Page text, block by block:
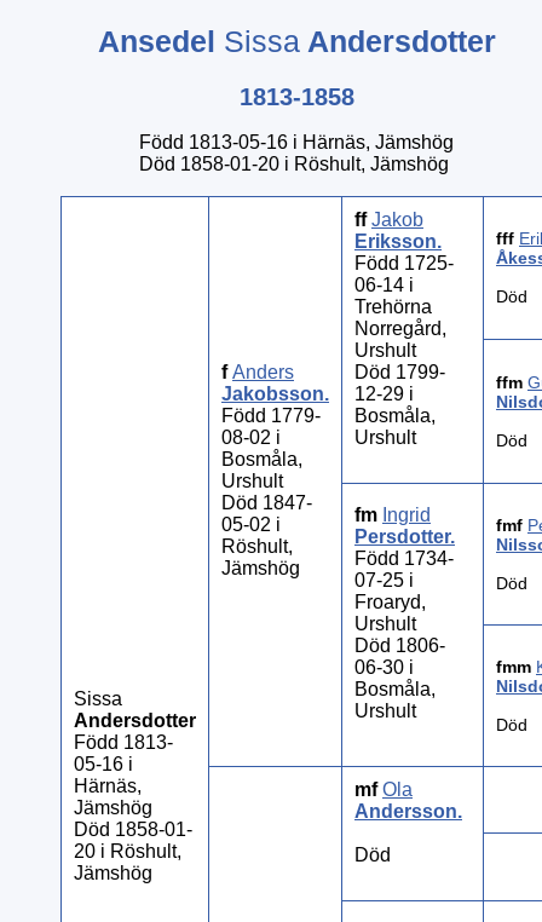
Ansedel Sissa Andersdotter
1813-1858
Född 1813-05-16 i Härnäs, Jämshög
Död 1858-01-20 i Röshult, Jämshög
Sissa
Andersdotter
Född 1813-
05-16 i
Härnäs,
Jämshög
Död 1858-01-
20 i Röshult,
Jämshög
fAnders
Jakobsson.
Född 1779-
08-02 i
Bosmåla,
Urshult
Död 1847-
05-02 i
Röshult,
Jämshög
ffJakob
Eriksson.
Född 1725-
06-14 i
Trehörna
Norregård,
Urshult
Död 1799-
12-29 i
Bosmåla,
Urshult
fff
Död
ffm
Död
fm Ingrid
Persdotter.
Född 1734-
07-25 i
Froaryd,
Urshult
Död 1806-
06-30 i
Bosmåla,
Urshult
fmf
Död
fmm
Död
mfOla
Andersson.
Död